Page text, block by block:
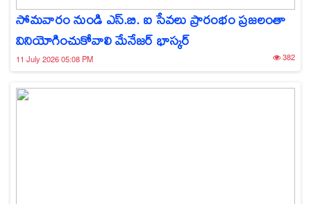
సోమవారం నుండి ఎస్.బి. ఐ సేవలు ప్రారంభం ప్రజలంతా
వినియోగించుకోవాలి మేనేజర్ భాస్కర్
11 July 2026 05:08 PM 382